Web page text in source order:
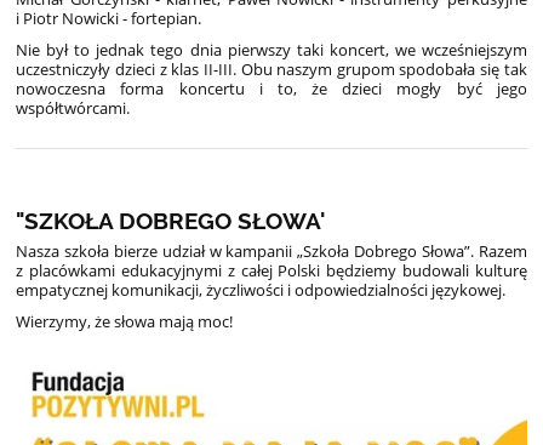
i Piotr Nowicki - fortepian.
Nie był to jednak tego dnia pierwszy taki koncert, we wcześniejszym
uczestniczyły dzieci z klas II-III. Obu naszym grupom spodobała się tak
nowoczesna forma koncertu i to, że dzieci mogły być jego
współtwórcami.
"SZKOŁA DOBREGO SŁOWA'
Nasza szkoła bierze udział w kampanii „Szkoła Dobrego Słowa”. Razem
z placówkami edukacyjnymi z całej Polski będziemy budowali kulturę
empatycznej komunikacji, życzliwości i odpowiedzialności językowej.
Wierzymy, że słowa mają moc!